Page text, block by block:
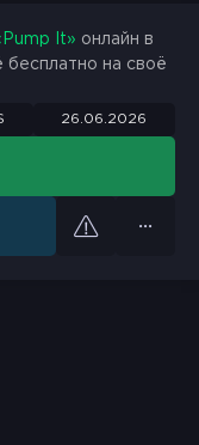
It» онлайн в
бесплатно на своё
26.06.2026